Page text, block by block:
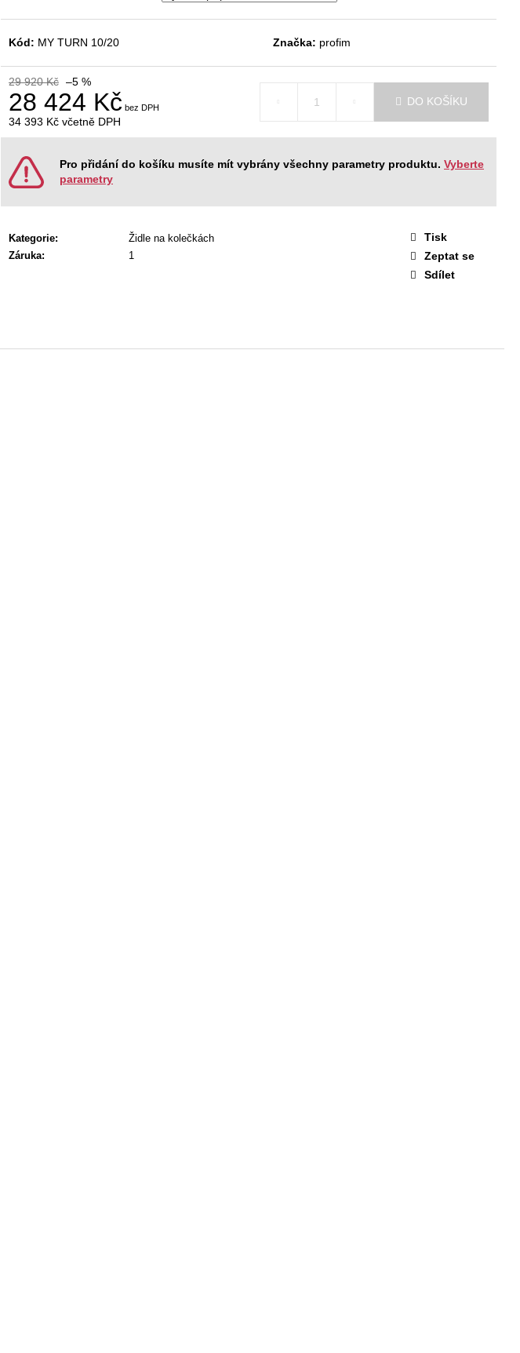
Kód: MY TURN 10/20 Značka: profim
29 920 Kč –5 %
28 424 Kč
34 393 Kč včetně DPH
Měrná
DO KOŠÍKU
Pro přidání do košíku musíte mít vybrány všechny parametry produktu. Vyberte
parametry
Kategorie:
Židle na kolečkách
Záruka: 1
Tisk
Zeptat se
Sdílet
NÁBYTKOVÁ SESTAVA EASY 1
Původně: